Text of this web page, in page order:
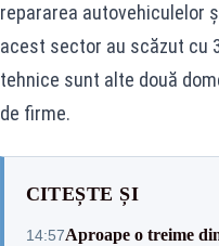
repararea autovehiculelor
acest sector au scăzut cu
tehnice sunt alte două
de firme.
CITEȘTE ȘI
14:57Aproape o treime